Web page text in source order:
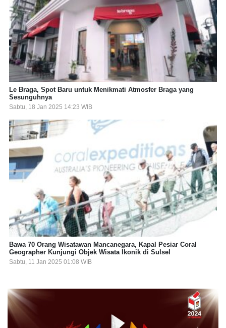
Le Braga, Spot Baru untuk Menikmati Atmosfer Braga yang
Sesunguhnya
Sabtu, 18 Jan 2025 14:23 WIB
Bawa 70 Orang Wisatawan Mancanegara, Kapal Pesiar Coral
Geographer Kunjungi Objek Wisata Ikonik di Sulsel
Sabtu, 11 Jan 2025 01:08 WIB